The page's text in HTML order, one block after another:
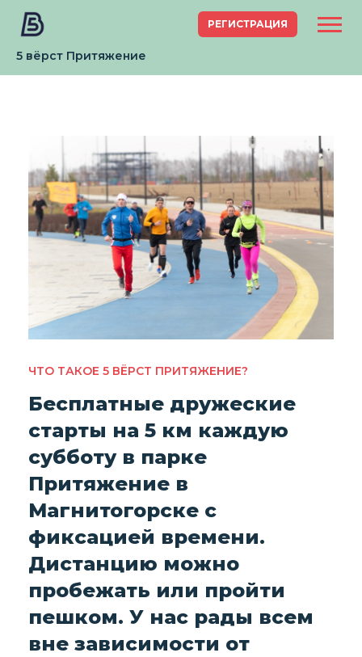
РЕГИСТРАЦИЯ
5 вёрст Притяжение
ЧТО ТАКОЕ 5 ВЁРСТ ПРИТЯЖЕНИЕ?
Бесплатные дружеские
старты на 5 км каждую
субботу в парке
Притяжение в
Магнитогорске с
фиксацией времени.
Дистанцию можно
пробежать или пройти
пешком. У нас рады всем
вне зависимости от